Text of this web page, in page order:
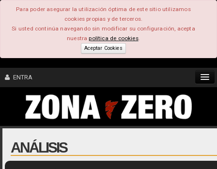
Para poder asegurar la utilización óptima de este sitio utilizamos
cookies propias y de terceros.
Si usted continúa navegando sin modificar su configuración, acepta
nuestrapolítica de cookies.
Aceptar Cookies
ENTRA
CONTENIDO
COMUNIDAD
FEEEDBACK
ANÁLISIS